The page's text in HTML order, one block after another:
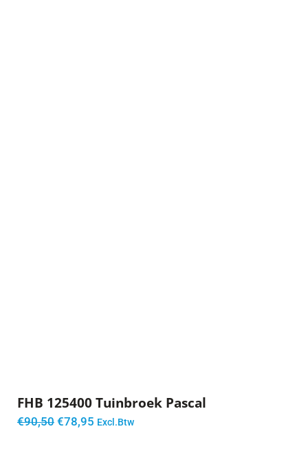
FHB 125400 Tuinbroek Pascal
€90,50 Oorspronkelijke
€78,95 Huidige
Excl.Btw